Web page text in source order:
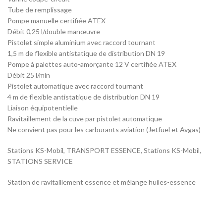
Tube de remplissage
Pompe manuelle certifiée ATEX
Débit 0,25 l/double manœuvre
Pistolet simple aluminium avec raccord tournant
1,5 m de flexible antistatique de distribution DN 19
Pompe à palettes auto-amorçante 12 V certifiée ATEX
Débit 25 l/min
Pistolet automatique avec raccord tournant
4 m de flexible antistatique de distribution DN 19
Liaison équipotentielle
Ravitaillement de la cuve par pistolet automatique
Ne convient pas pour les carburants aviation (Jetfuel et Avgas)
Stations KS-Mobil, TRANSPORT ESSENCE, Stations KS-Mobil,
STATIONS SERVICE
Station de ravitaillement essence et mélange huiles-essence